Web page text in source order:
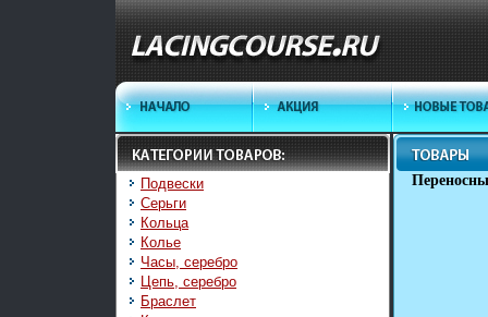
Подвески
Серьги
Кольца
Колье
Часы, серебро
Цепь, серебро
Браслет